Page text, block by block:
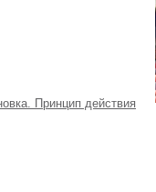
Принцип действия